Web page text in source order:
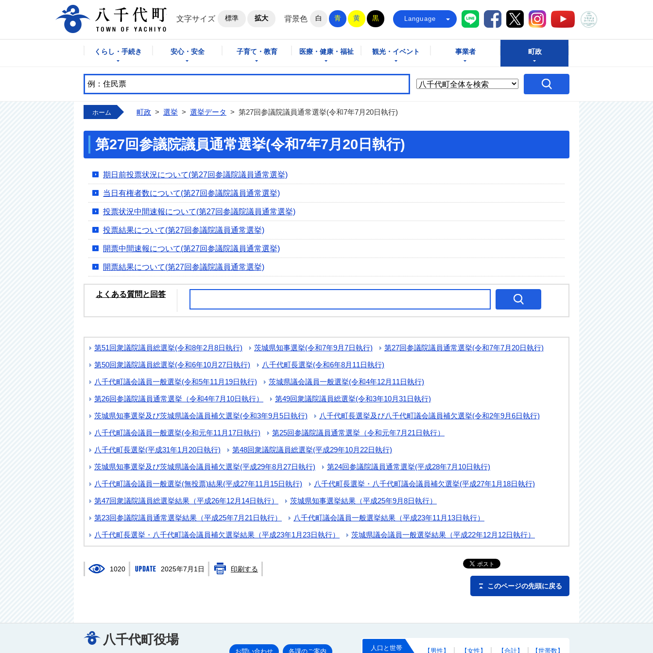
八千代町公式ホームページ
文字サイズ
標準 拡大 背景色 白 青 黄 黒 Language 八千代町LINE
八千代町Facebook
八千代町X八千代町Instagram八千代町YouTube
くらし・手続き 安心・安全 子育て・教育 医療・健康・福祉 観光・イベント 事業者 町政
ホーム 町政 > 選挙 > 選挙データ > 第27回参議院議員通常選挙(令和7年7月20日執行)
第27回参議院議員通常選挙(令和7年7月20日執行)
期日前投票状況について(第27回参議院議員通常選挙)
当日有権者数について(第27回参議院議員通常選挙)
投票状況中間速報について(第27回参議院議員通常選挙)
投票結果について(第27回参議院議員通常選挙)
開票中間速報について(第27回参議院議員通常選挙)
開票結果について(第27回参議院議員通常選挙)
よくある質問と回答
第51回衆議院議員総選挙(令和8年2月8日執行) 茨城県知事選挙(令和7年9月7日執行) 第27回参議院議員通常選挙(令和7年7月20日執行)
第50回衆議院議員総選挙(令和6年10月27日執行) 八千代町長選挙(令和6年8月11日執行)
八千代町議会議員一般選挙(令和5年11月19日執行) 茨城県議会議員一般選挙(令和4年12月11日執行)
第26回参議院議員通常選挙（令和4年7月10日執行） 第49回衆議院議員総選挙(令和3年10月31日執行)
茨城県知事選挙及び茨城県議会議員補欠選挙(令和3年9月5日執行) 八千代町長選挙及び八千代町議会議員補欠選挙(令和2年9月6日執行)
八千代町議会議員一般選挙(令和元年11月17日執行) 第25回参議院議員通常選挙（令和元年7月21日執行）
八千代町長選挙(平成31年1月20日執行) 第48回衆議院議員総選挙(平成29年10月22日執行)
茨城県知事選挙及び茨城県議会議員補欠選挙(平成29年8月27日執行) 第24回参議院議員通常選挙(平成28年7月10日執行)
八千代町議会議員一般選挙(無投票)結果(平成27年11月15日執行) 八千代町長選挙・八千代町議会議員補欠選挙(平成27年1月18日執行)
第47回衆議院議員総選挙結果（平成26年12月14日執行） 茨城県知事選挙結果（平成25年9月8日執行）
第23回参議院議員通常選挙結果（平成25年7月21日執行） 八千代町議会議員一般選挙結果（平成23年11月13日執行）
八千代町長選挙・八千代町議会議員補欠選挙結果（平成23年1月23日執行） 茨城県議会議員一般選挙結果（平成22年12月12日執行）
1020 2025年7月1日 印刷する
このページの先頭に戻る
八千代町役場
お問い合わせ 各課のご案内